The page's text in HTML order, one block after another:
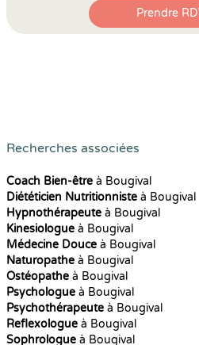
Prendre
Recherches associées
Coach Bien-être à Bougival
Diététicien Nutritionniste à Bougival
Hypnothérapeute à Bougival
Kinesiologue à Bougival
Médecine Douce à Bougival
Naturopathe à Bougival
Ostéopathe à Bougival
Psychologue à Bougival
Psychothérapeute à Bougival
Reflexologue à Bougival
Sophrologue à Bougival